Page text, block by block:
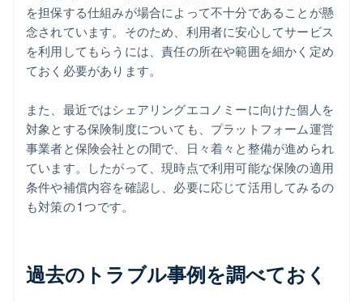
を担保する仕組みが場合によって不十分であることが懸
念されています。そのため、利用者に安心してサービス
を利用してもらうには、責任の所在や範囲を細かく定め
ておく必要があります。
また、最近ではシェアリングエコノミーに向けた個人を
対象とする保険制度についても、プラットフォーム運営
事業者と保険会社との間で、日々着々と整備が進められ
ています。したがって、現時点で利用可能な保険の適用
条件や補償内容を確認し、必要に応じて活用してみるの
も対策の 1 つです。
過去のトラブル事例を調べておく